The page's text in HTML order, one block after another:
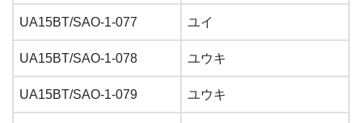
UA15BT/SAO-1-077 ユイ
UA15BT/SAO-1-078 ユウキ
UA15BT/SAO-1-079 ユウキ